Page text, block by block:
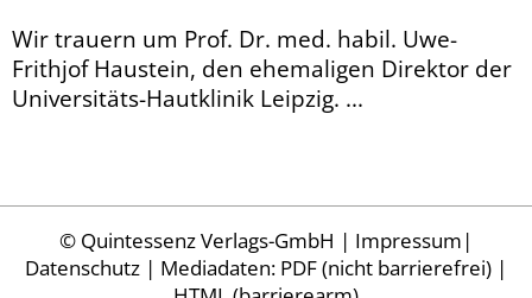
Wir trauern um Prof. Dr. med. habil. Uwe-
Frithjof Haustein, den ehemaligen Direktor der
Universitäts-Hautklinik Leipzig. ...
© Quintessenz Verlags-GmbH | Impressum |
Datenschutz | Mediadaten: PDF (nicht barrierefrei) |